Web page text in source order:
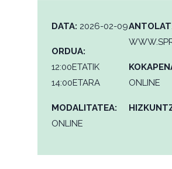
DATA: 2026-02-09
ORDUA:
12:00ETATIK
14:00ETARA
MODALITATEA:
ONLINE
ONLINE